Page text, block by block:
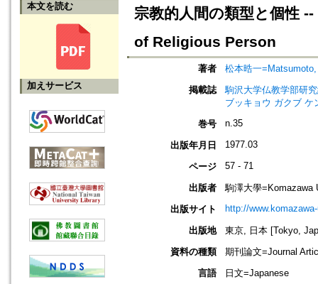
本文を読む
加えサービス
宗教的人間の類型と個性
of Religious Person
著者
松本晧一
掲載誌
駒沢大学仏教学部研
ブッキョウ ガクブ ケ
巻号
n.35
出版年月日 1977.03
ページ 57 - 71
出版者
駒澤大學=Komazawa
出版サイト
http://
出版地
東京, 日本 [Tokyo,
資料の種類
期刊論文=Journal
言語
日文=Japanese